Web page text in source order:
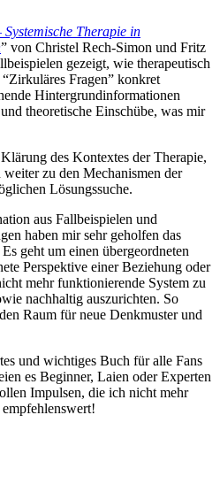
Therapie in
” von Christel Rech-Simon und Fritz
gezeigt, wie therapeutisch
Fragen” konkret
Hintergrundinformationen
theoretische Einschübe, was mir
des Kontextes der Therapie,
zu den Mechanismen der
Lösungssuche.
aus Fallbeispielen und
haben mir sehr geholfen das
geht um einen übergeordneten
Perspektive einer Beziehung oder
mehr funktionierende System zu
nachhaltig auszurichten. So
Raum für neue Denkmuster und
und wichtiges Buch für alle Fans
es Beginner, Laien oder Experten
Impulsen, die ich nicht mehr